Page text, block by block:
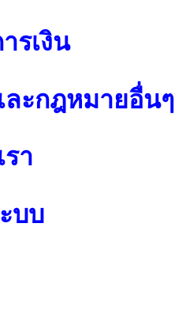
รเงิน
ะกฎหมายอื่นๆ
า
บบ